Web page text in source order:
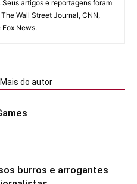
artigos e reportagens foram
Wall Street Journal, CNN,
Fox News.
Mais do autor
burros e arrogantes